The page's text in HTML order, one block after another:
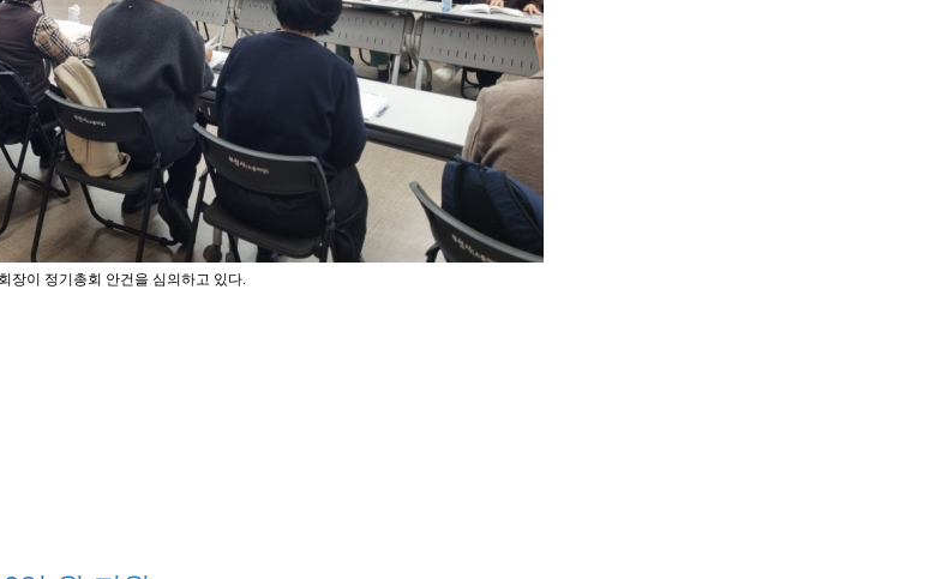
장이 정기총회 안건을 심의하고 있다.